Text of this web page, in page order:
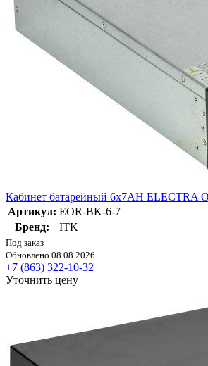
Кабинет батарейный 6х7AH ELECTRA
Артикул: EOR-BK-6-7
Бренд:
ITK
Под заказ
Обновлено 08.08.2026
+7 (863) 322-10-32
Уточнить цену